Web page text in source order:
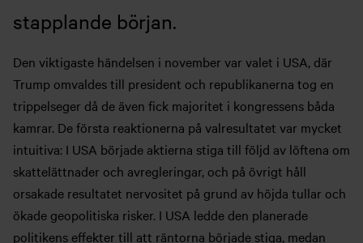
stapplande början.
Den viktigaste händelsen i november var valet i USA, där
Trump omvaldes till president och republikanerna tog en
trippelseger då de även fick majoritet i kongressens båda
kamrar. De första reaktionerna på valresultatet var mycket
intuitiva: I USA började aktierna stiga till följd av löftena om
skattelättnader och avregleringar, och på övrigt håll
orsakade resultatet nervositet på grund av höjda tullar och
ökade geopolitiska risker. I USA ledde den planerade
politikens effekter till att räntorna började stiga, medan